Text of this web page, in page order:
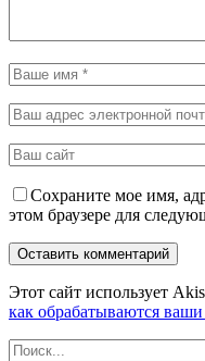
Сохраните мое имя,
этом браузере для
Этот сайт использует
как обрабатываются